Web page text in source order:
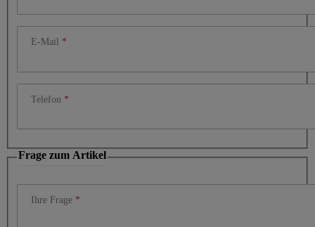
E-Mail
Telefon
Frage zum Artikel
Ihre Frage